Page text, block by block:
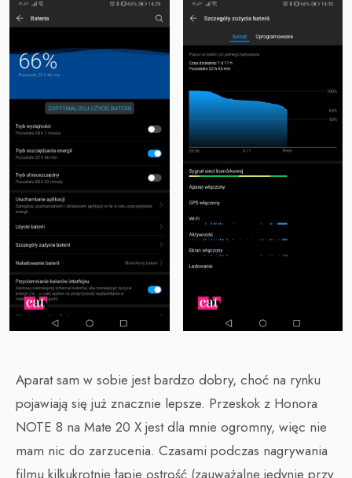
Aparat sam w sobie jest bardzo dobry, choć na rynku
pojawiają się już znacznie lepsze. Przeskok z Honora
NOTE 8 na Mate 20 X jest dla mnie ogromny, więc nie
mam nic do zarzucenia. Czasami podczas nagrywania
filmu kilkukrotnie łapie ostrość (zauważalne jedynie przy